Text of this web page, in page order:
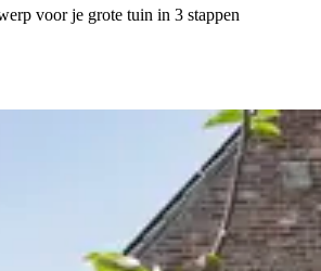
voor je grote tuin in 3 stappen